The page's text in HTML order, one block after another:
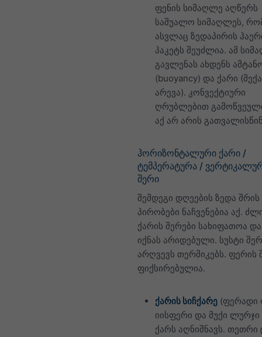
ფენის სიმაღლე აღწერს
საშუალო სიმაღლეს,
ასვლაც ზედაპირის
პაკეტს შეუძლია. ამ
გავლენას ახდენს
(buoyancy) და ქარი
არევა). კონვექტიური
ღრუბლებით
აქ არ არის
ჰორიზონტალური ქარი /
ტემპერატურა /
შერი
შემდეგი დღეების ზედა შრის
პირობები ნაჩვენებია აქ.
ქარის შერები სახიფათოა
იქნას არიდებული. სუსტი
არღვევს თერმიკებს. ფერის
ფიქსირებულია.
ქარის სიჩქარე (ფერადი
იისფერი და მუქი ლურჯი
ქარს აღნიშნავს. თეთრი